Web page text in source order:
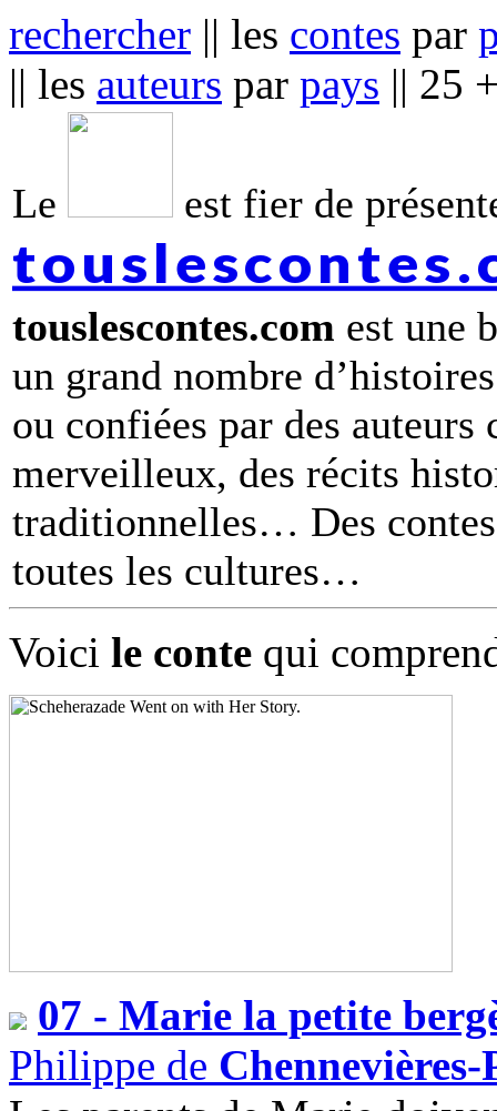
rechercher || les contes par
|| les auteurs par pays || 25
Le est fier de
touslescontes.com est une
un grand nombre
ou confiées par des
merveilleux, des récits
traditionnelles… Des
toutes les cultures
Voici le conte qui
07 - Marie la petite
Philippe de